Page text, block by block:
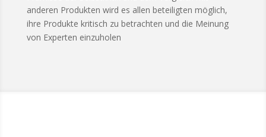
anderen Produkten wird es allen beteiligten möglich,
ihre Produkte kritisch zu betrachten und die Meinung
von Experten einzuholen